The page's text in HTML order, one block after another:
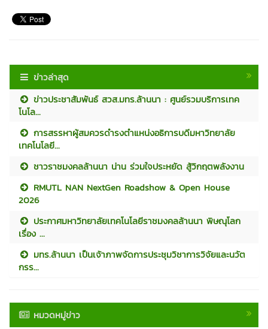
ข่าวล่าสุด
ข่าวประชาสัมพันธ์ สวส.มทร.ล้านนา : ศูนย์รวมบริการเทค
โนโล...
การสรรหาผู้สมควรดำรงตำแหน่งอธิการบดีมหาวิทยาลัย
เทคโนโลยี...
ชาวราชมงคลล้านนา น่าน ร่วมใจประหยัด สู้วิกฤตพลังงาน
RMUTL NAN NextGen Roadshow & Open House
2026
ประกาศมหาวิทยาลัยเทคโนโลยีราชมงคลล้านนา พิษณุโลก
เรื่อง ...
มทร.ล้านนา เป็นเจ้าภาพจัดการประชุมวิชาการวิจัยและนวัต
กรร...
หมวดหมู่ข่าว